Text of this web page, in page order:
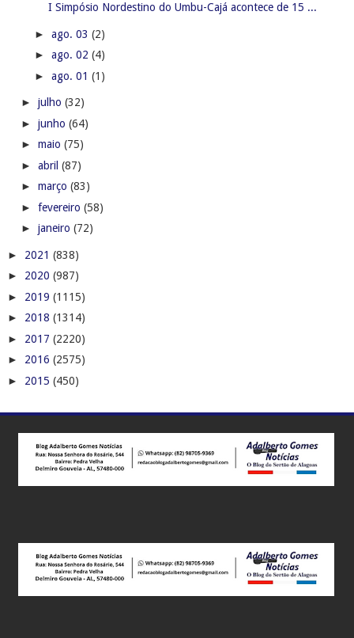
I Simpósio Nordestino do Umbu-Cajá acontece de 15 ...
► ago. 03 (2)
► ago. 02 (4)
► ago. 01 (1)
► julho (32)
► junho (64)
► maio (75)
► abril (87)
► março (83)
► fevereiro (58)
► janeiro (72)
► 2021 (838)
► 2020 (987)
► 2019 (1115)
► 2018 (1314)
► 2017 (2220)
► 2016 (2575)
► 2015 (450)